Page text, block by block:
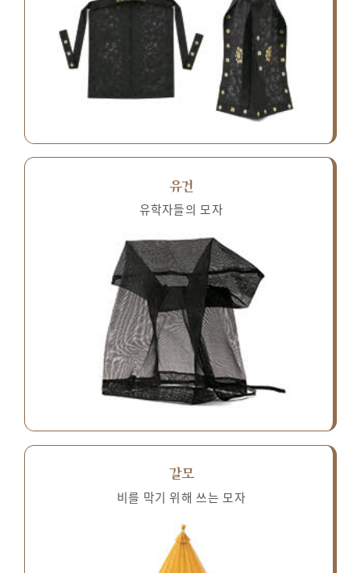
유건
유학자들의 모자
갈모
비를 막기 위해 쓰는 모자